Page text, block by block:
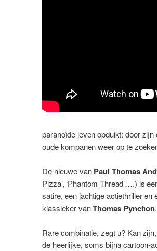
paranoïde leven opduikt: door
oude kompanen weer op te
De nieuwe van Paul Thomas
Pizza’, ‘Phantom Thread’….) is
satire, een jachtige actiethriller en
klassieker vanThomas Pynchon.
Rare combinatie, zegt u? Kan
de heerlijke, soms bijna cartoon-